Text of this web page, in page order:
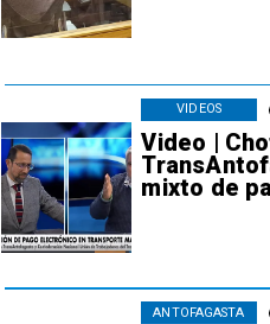
Video |
mixto de
VIDEOS
ANTOFAGASTA